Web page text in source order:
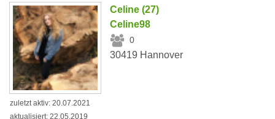
Celine (27)
Celine98
0
30419 Hannover
zuletzt aktiv: 20.07.2021
aktualisiert: 22.05.2019